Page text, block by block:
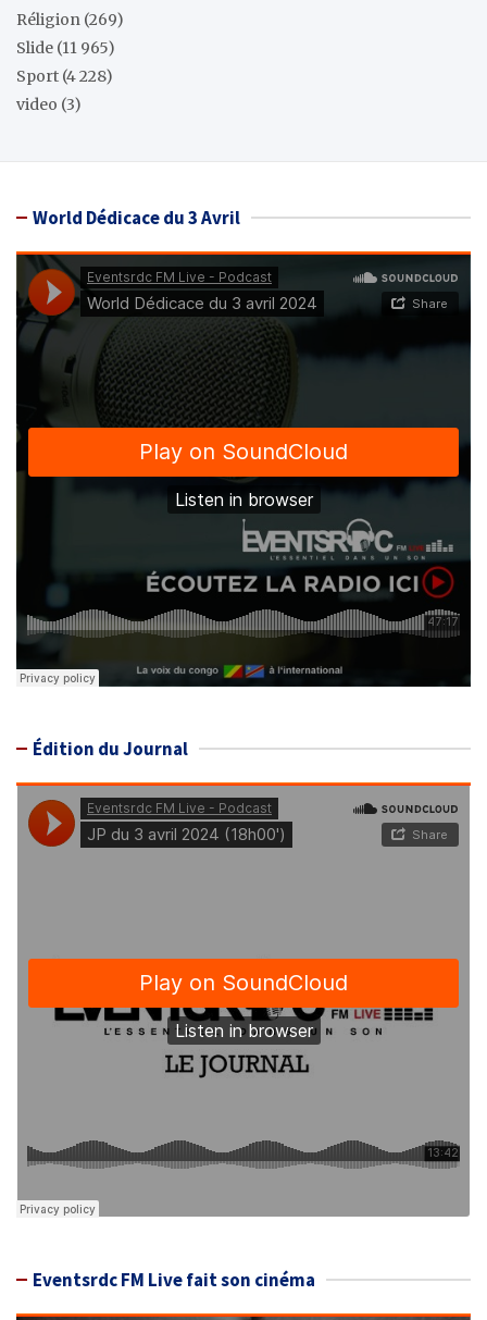
Réligion (269)
Slide (11 965)
Sport (4 228)
video (3)
World Dédicace du 3 Avril
Édition du Journal
Eventsrdc FM Live fait son cinéma